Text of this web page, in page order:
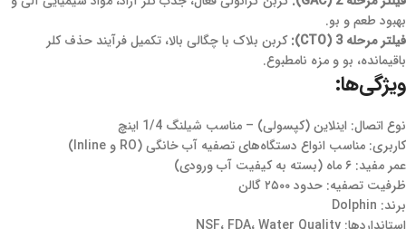
بهبود طعم و بو.
فیلتر مرحله 3 (CTO):
کربن بلاک با چگالی بالا، تکمیل فرآیند حذف کلر
باقیمانده، بو و مزه نامطبوع.
ویژگی‌ها:
نوع اتصال: اینلاین (کپسولی) – مناسب شیلنگ 1/4 اینچ
کاربری: مناسب انواع دستگاه‌های تصفیه آب خانگی (RO و Inline)
عمر مفید: ۶ ماه (بسته به کیفیت آب ورودی)
ظرفیت تصفیه: حدود ۲۵۰۰ گالن
برند: Dolphin